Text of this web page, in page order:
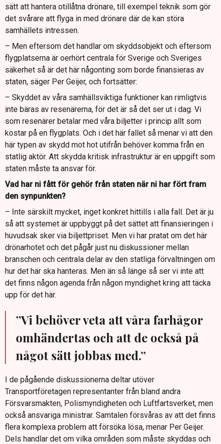
sätt att hantera otillåtna drönare, till exempel teknik som gör
det svårare att flyga in med drönare där de kan störa
samhällets intressen.
– Men eftersom det handlar om skyddsobjekt och eftersom
flygplatserna är oerhört centrala för Sverige och Sveriges
säkerhet så är det här någonting som borde finansieras av
staten, säger Per Geijer, och fortsätter:
– Skyddet av våra samhällsviktiga funktioner kan rimligtvis
inte bäras av resenärerna, för det är så det ser ut i dag. Vi
som resenärer betalar med våra biljetter i princip allt som
kostar på en flygplats. Och i det här fallet så menar vi att den
här typen av skydd mot hot utifrån behöver komma från en
statlig aktör. Att skydda kritisk infrastruktur är en uppgift som
staten måste ta ansvar för.
Vad har ni fått för gehör från staten när ni har fört fram
den synpunkten?
– Inte särskilt mycket, inget konkret hittills i alla fall. Det är ju
så att systemet är uppbyggt på det sättet att finansieringen i
huvudsak sker via biljettpriset. Men vi har pratat om det här
drönarhotet och det pågår just nu diskussioner mellan
branschen och centrala delar av den statliga förvaltningen om
hur det här ska hanteras. Men än så länge så ser vi inte att
det finns någon agenda från någon myndighet kring att täcka
upp för det här.
”Vi behöver veta att våra farhågor
omhändertas och att de också på
något sätt jobbas med.”
I de pågående diskussionerna deltar utöver
Transportföretagen representanter från bland andra
Försvarsmakten, Polismyndigheten och Luftfartsverket, men
också ansvariga ministrar. Samtalen försvåras av att det finns
flera komplexa problem att försöka lösa, menar Per Geijer.
Dels handlar det om vilka områden som måste skyddas och